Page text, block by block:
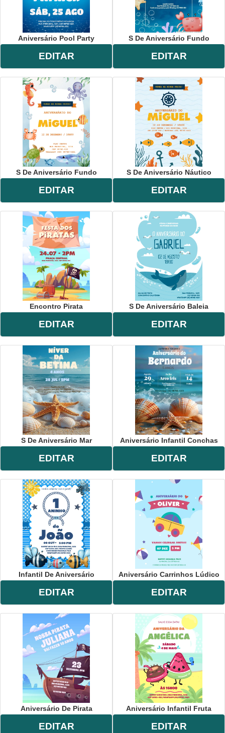
Aniversário Pool Party
EDITAR
S De Aniversário Fundo
EDITAR
S De Aniversário Fundo
EDITAR
S De Aniversário Náutico
EDITAR
Encontro Pirata
EDITAR
S De Aniversário Baleia
EDITAR
S De Aniversário Mar
EDITAR
Aniversário Infantil Conchas
EDITAR
Infantil De Aniversário
EDITAR
Aniversário Carrinhos Lúdico
EDITAR
Aniversário De Pirata
EDITAR
Aniversário Infantil Fruta
EDITAR